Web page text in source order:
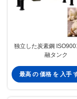
独立した炭素鋼
融タンク
最高 の 価格 を 入手